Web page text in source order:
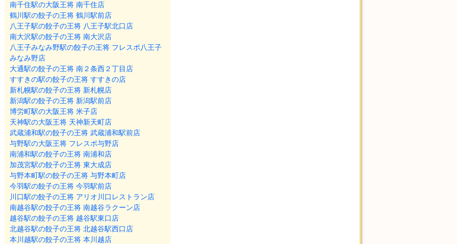
南千住駅の大阪王将 南千住店
鶴川駅の餃子の王将 鶴川駅前店
八王子駅の餃子の王将 八王子駅北口店
南大沢駅の餃子の王将 南大沢店
八王子みなみ野駅の餃子の王将 フレスポ八王子
みなみ野店
大通駅の餃子の王将 南２条西２丁目店
すすきの駅の餃子の王将 すすきの店
新札幌駅の餃子の王将 新札幌店
新潟駅の餃子の王将 新潟駅前店
博労町駅の大阪王将 米子店
天神駅の大阪王将 天神新天町店
武蔵浦和駅の餃子の王将 武蔵浦和駅前店
与野駅の大阪王将 フレスポ与野店
南浦和駅の餃子の王将 南浦和店
加茂宮駅の餃子の王将 東大成店
与野本町駅の餃子の王将 与野本町店
今羽駅の餃子の王将 今羽駅前店
川口駅の餃子の王将 アリオ川口レストラン店
南越谷駅の餃子の王将 南越谷ラクーン店
越谷駅の餃子の王将 越谷駅東口店
北越谷駅の餃子の王将 北越谷駅西口店
本川越駅の餃子の王将 本川越店